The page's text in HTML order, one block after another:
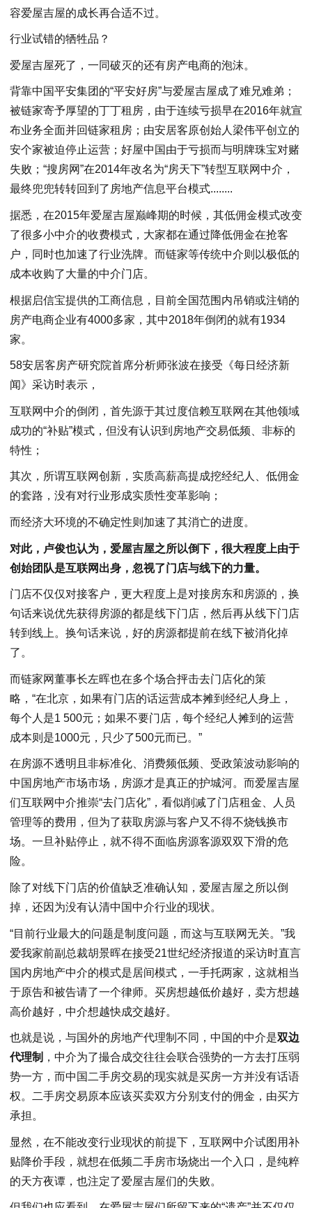
容爱屋吉屋的成长再合适不过。
行业试错的牺牲品？
爱屋吉屋死了，一同破灭的还有房产电商的泡沫。
背靠中国平安集团的“平安好房”与爱屋吉屋成了难兄难弟；
被链家寄予厚望的丁丁租房，由于连续亏损早在2016年就宣
布业务全面并回链家租房；由安居客原创始人梁伟平创立的
安个家被迫停止运营；好屋中国由于亏损而与明牌珠宝对赌
失败；“搜房网”在2014年改名为“房天下”转型互联网中介，
最终兜兜转转回到了房地产信息平台模式........
据悉，在2015年爱屋吉屋巅峰期的时候，其低佣金模式改变
了很多小中介的收费模式，大家都在通过降低佣金在抢客
户，同时也加速了行业洗牌。而链家等传统中介则以极低的
成本收购了大量的中介门店。
根据启信宝提供的工商信息，目前全国范围内吊销或注销的
房产电商企业有4000多家，其中2018年倒闭的就有1934
家。
58安居客房产研究院首席分析师张波在接受《每日经济新
闻》采访时表示，
互联网中介的倒闭，首先源于其过度信赖互联网在其他领域
成功的“补贴”模式，但没有认识到房地产交易低频、非标的
特性；
其次，所谓互联网创新，实质高薪高提成挖经纪人、低佣金
的套路，没有对行业形成实质性变革影响；
而经济大环境的不确定性则加速了其消亡的进度。
对此，卢俊也认为，爱屋吉屋之所以倒下，很大程度上由于
创始团队是互联网出身，忽视了门店与线下的力量。
门店不仅仅对接客户，更大程度上是对接房东和房源的，换
句话来说优先获得房源的都是线下门店，然后再从线下门店
转到线上。换句话来说，好的房源都提前在线下被消化掉
了。
而链家网董事长左晖也在多个场合抨击去门店化的策
略，“在北京，如果有门店的话运营成本摊到经纪人身上，
每个人是1 500元；如果不要门店，每个经纪人摊到的运营
成本则是1000元，只少了500元而已。”
在房源不透明且非标准化、消费频低频、受政策波动影响的
中国房地产市场市场，房源才是真正的护城河。而爱屋吉屋
们互联网中介推崇“去门店化”，看似削减了门店租金、人员
管理等的费用，但为了获取房源与客户又不得不烧钱换市
场。一旦补贴停止，就不得不面临房源客源双双下滑的危
险。
除了对线下门店的价值缺乏准确认知，爱屋吉屋之所以倒
掉，还因为没有认清中国中介行业的现状。
“目前行业最大的问题是制度问题，而这与互联网无关。”我
爱我家前副总裁胡景晖在接受21世纪经济报道的采访时直言
国内房地产中介的模式是居间模式，一手托两家，这就相当
于原告和被告请了一个律师。买房想越低价越好，卖方想越
高价越好，中介想越快成交越好。
也就是说，与国外的房地产代理制不同，中国的中介是双边
代理制 ，中介为了撮合成交往往会联合强势的一方去打压弱
势一方，而中国二手房交易的现实就是买房一方并没有话语
权。二手房交易原本应该买卖双方分别支付的佣金，由买方
承担。
显然，在不能改变行业现状的前提下，互联网中介试图用补
贴降价手段，就想在低频二手房市场烧出一个入口，是纯粹
的天方夜谭，也注定了爱屋吉屋们的失败。